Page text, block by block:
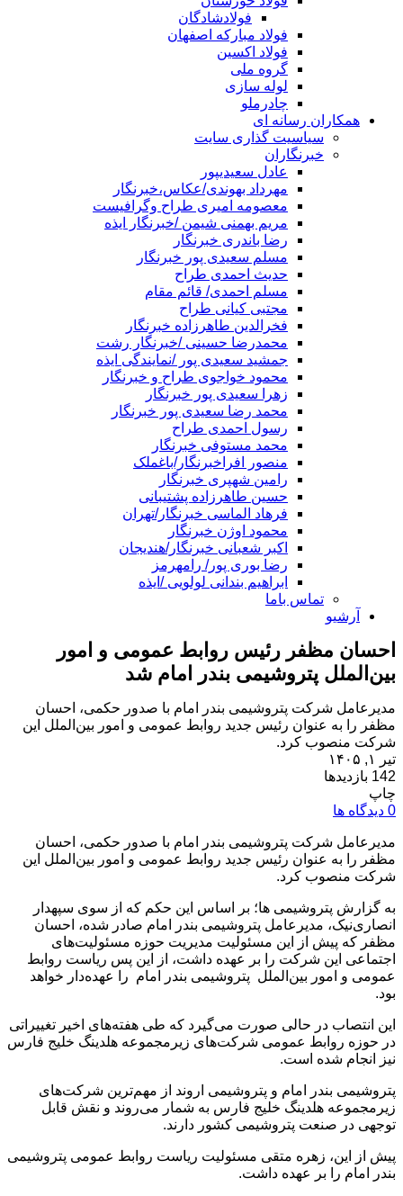
فولادشادگان
فولاد مبارکه اصفهان
فولاد اکسین
گروه ملی
لوله سازی
چادرملو
همکاران رسانه ای
سیاسیت گذاری سایت
خبرنگاران
عادل سعیدیپور
مهرداد بهوندی/عکاس،خبرنگار
معصومه امیری طراح وگرافیست
مریم بهمنی شیمن /خبرنگار ایذه
رضا باندری خبرنگار
مسلم سعیدی پور خبرنگار
حدیث احمدی طراح
مسلم احمدی/ قائم مقام
مجتبی کیانی طراح
فخرالدین طاهرزاده خبرنگار
محمدرضا حسینی /خبرنگار رشت
جمشید سعیدی پور /نمایندگی ایذه
محمود خواجوی طراح و خبرنگار
زهرا سعیدی پور خبرنگار
محمد رضا سعیدی پور خبرنگار
رسول احمدی طراح
محمد مستوفی خبرنگار
منصور افراخبرنگار/باغملک
رامین شهپری خبرنگار
حسین طاهرزاده پشتیبانی
فرهاد الماسی خبرنگار/تهران
محمود اوژن خبرنگار
اکبر شعبانی خبرنگار/هندیجان
رضا بوری پور/ رامهرمز
ابراهیم بندانی لولویی /ایذه
تماس باما
آرشیو
احسان مظفر رئیس روابط عمومی و امور
بین‌الملل پتروشیمی بندر امام شد
مدیرعامل شرکت پتروشیمی بندر امام با صدور حکمی، احسان
مظفر را به عنوان رئیس جدید روابط عمومی و امور بین‌الملل این
شرکت منصوب کرد.
تیر ۱, ۱۴۰۵
142 بازدیدها
چاپ
0 دیدگاه ها
مدیرعامل شرکت پتروشیمی بندر امام با صدور حکمی، احسان
مظفر را به عنوان رئیس جدید روابط عمومی و امور بین‌الملل این
شرکت منصوب کرد.
به گزارش پتروشیمی ها؛ بر اساس این حکم که از سوی سپهدار
انصاری‌نیک، مدیرعامل پتروشیمی بندر امام صادر شده، احسان
مظفر که پیش از این مسئولیت مدیریت حوزه مسئولیت‌های
اجتماعی این شرکت را بر عهده داشت، از این پس ریاست روابط
عمومی و امور بین‌الملل پتروشیمی بندر امام را عهده‌دار خواهد
بود.
این انتصاب در حالی صورت می‌گیرد که طی هفته‌های اخیر تغییراتی
در حوزه روابط عمومی شرکت‌های زیرمجموعه هلدینگ خلیج فارس
نیز انجام شده است.
پتروشیمی بندر امام و پتروشیمی اروند از مهم‌ترین شرکت‌های
زیرمجموعه هلدینگ خلیج فارس به شمار می‌روند و نقش قابل
توجهی در صنعت پتروشیمی کشور دارند.
پیش از این، زهره متقی مسئولیت ریاست روابط عمومی پتروشیمی
بندر امام را بر عهده داشت.